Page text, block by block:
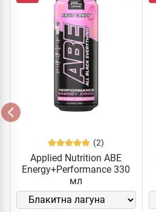
(2)
Applied Nutrition ABE
Energy+Performance 330
мл